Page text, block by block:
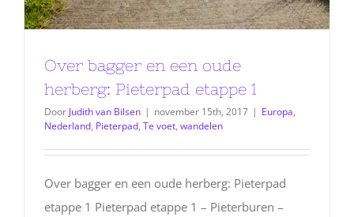
Over bagger en een oude
herberg: Pieterpad etappe 1
Door Judith van Bilsen | november 15th, 2017 | Europa,
Nederland, Pieterpad, Te voet, wandelen
Over bagger en een oude herberg: Pieterpad
etappe 1 Pieterpad etappe 1 – Pieterburen –